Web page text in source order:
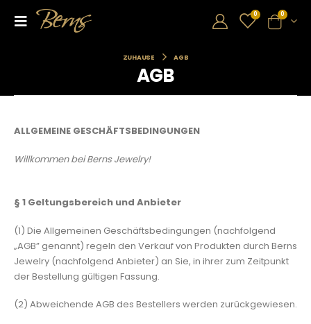
0 0
ZUHAUSE AGB
AGB
ALLGEMEINE GESCHÄFTSBEDINGUNGEN
Willkommen bei Berns Jewelry!
§ 1 Geltungsbereich und Anbieter
(1) Die Allgemeinen Geschäftsbedingungen (nachfolgend
„AGB” genannt) regeln den Verkauf von Produkten durch Berns
Jewelry (nachfolgend Anbieter) an Sie, in ihrer zum Zeitpunkt
der Bestellung gültigen Fassung.
(2) Abweichende AGB des Bestellers werden zurückgewiesen.